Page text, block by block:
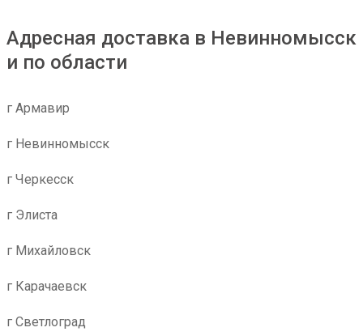
Адресная доставка в Невинномысск
и по области
г Армавир
г Невинномысск
г Черкесск
г Элиста
г Михайловск
г Карачаевск
г Светлоград